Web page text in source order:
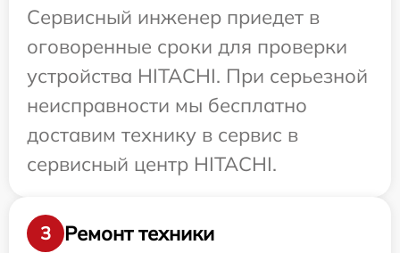
Сервисный инженер приедет в
оговоренные сроки для проверки
устройства HITACHI. При серьезной
неисправности мы бесплатно
доставим технику в сервис в
сервисный центр HITACHI.
3
Ремонт техники